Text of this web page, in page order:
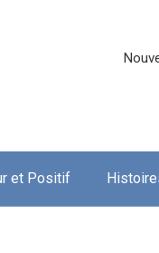
et Positif